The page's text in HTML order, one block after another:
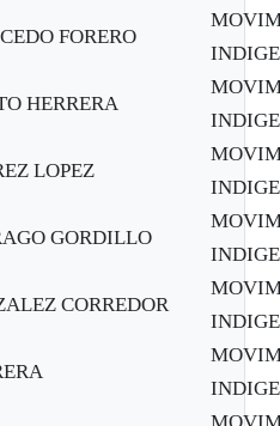
FORERO
HERRERA
LOPEZ
GORDILLO
CORREDOR